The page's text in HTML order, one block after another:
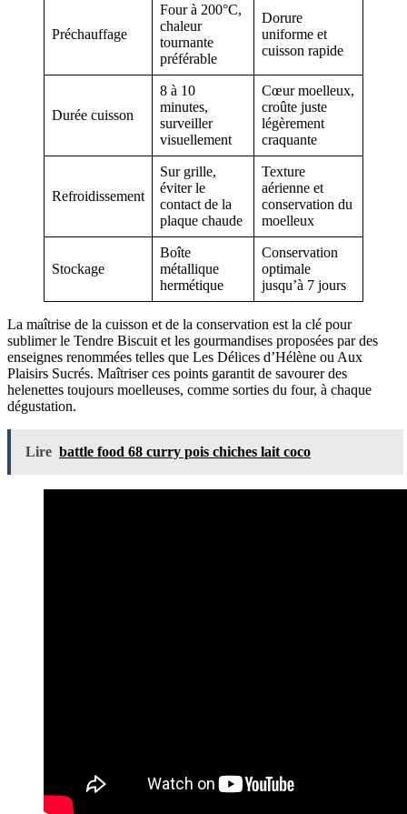
Préchauffage
Four à 200°C,
chaleur
tournante
préférable
Dorure
uniforme et
cuisson rapide
Durée cuisson
8 à 10
minutes,
surveiller
visuellement
Cœur moelleux,
croûte juste
légèrement
craquante
Refroidissement
Sur grille,
éviter le
contact de la
plaque chaude
Texture
aérienne et
conservation du
moelleux
Stockage
Boîte
métallique
hermétique
Conservation
optimale
jusqu’à 7 jours
La maîtrise de la cuisson et de la conservation est la clé pour
sublimer le Tendre Biscuit et les gourmandises proposées par des
enseignes renommées telles que Les Délices d’Hélène ou Aux
Plaisirs Sucrés. Maîtriser ces points garantit de savourer des
helenettes toujours moelleuses, comme sorties du four, à chaque
dégustation.
Lire battle food 68 curry pois chiches lait coco